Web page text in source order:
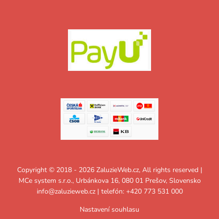
Copyright © 2018 - 2026 ZaluzieWeb.cz, All rights reserved |
MCe system s.r.o., Urbánkova 16, 080 01 Prešov, Slovensko
info@zaluzieweb.cz| telefón: +420 773 531 000
Nastavení souhlasu